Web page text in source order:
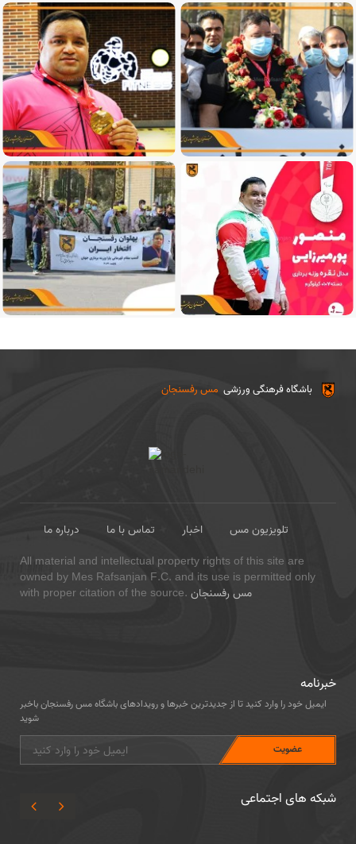
مس رفسنجان باشگاه فرهنگی ورزشی
درباره ما تماس با ما اخبار
تلویزیون مس
All material and intellectual property rights of this site are
owned by Mes Rafsanjan F.C. and its use is permitted only
with proper citation of the source. مس رفسنجان
خبرنامه
ایمیل خود را وارد کنید تا از جدیدترین خبرها و رویدادهای باشگاه مس رفسنجان باخبر
شوید
شبکه های اجتماعی